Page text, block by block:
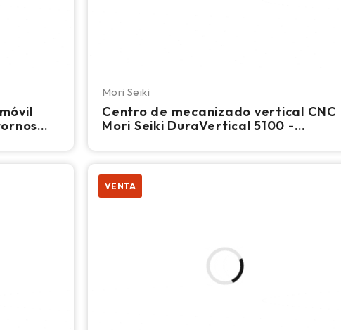
Mori Seiki
Centro de mecanizado vertical CNC
Mori Seiki DuraVertical 5100 -
VENTA